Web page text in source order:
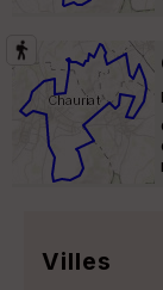
Villes